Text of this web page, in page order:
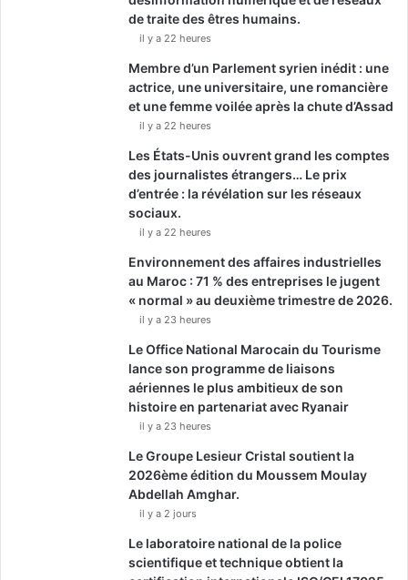
de traite des êtres humains.
il y a 22 heures
Membre d’un Parlement syrien inédit : une
actrice, une universitaire, une romancière
et une femme voilée après la chute d’Assad
il y a 22 heures
Les États-Unis ouvrent grand les comptes
des journalistes étrangers… Le prix
d’entrée : la révélation sur les réseaux
sociaux.
il y a 22 heures
Environnement des affaires industrielles
au Maroc : 71 % des entreprises le jugent
« normal » au deuxième trimestre de 2026.
il y a 23 heures
Le Office National Marocain du Tourisme
lance son programme de liaisons
aériennes le plus ambitieux de son
histoire en partenariat avec Ryanair
il y a 23 heures
Le Groupe Lesieur Cristal soutient la
2026ème édition du Moussem Moulay
Abdellah Amghar.
il y a 2 jours
Le laboratoire national de la police
scientifique et technique obtient la